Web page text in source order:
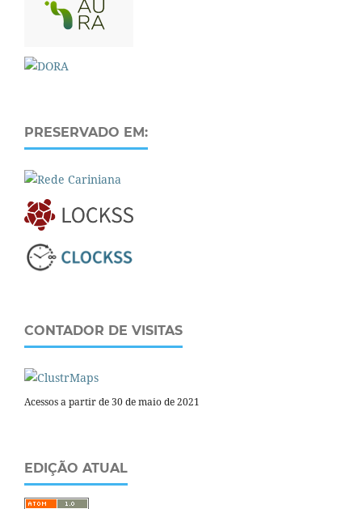
PRESERVADO EM:
CONTADOR DE VISITAS
Acessos a partir de 30 de maio de 2021
EDIÇÃO ATUAL